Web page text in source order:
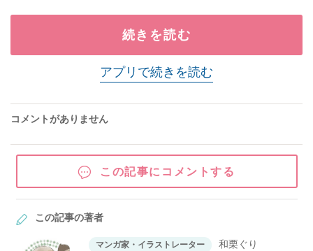
続きを読む
アプリで続きを読む
コメントがありません
この記事にコメントする
この記事の著者
マンガ家・イラストレーター 和栗ぐり